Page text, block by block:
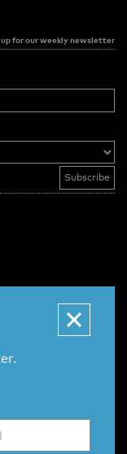
up for our weekly newsletter